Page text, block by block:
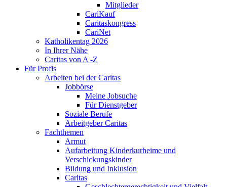
Mitglieder
CariKauf
Caritaskongress
CariNet
Katholikentag 2026
In Ihrer Nähe
Caritas von A -Z
Für Profis
Arbeiten bei der Caritas
Jobbörse
Meine Jobsuche
Für Dienstgeber
Soziale Berufe
Arbeitgeber Caritas
Fachthemen
Armut
Aufarbeitung Kinderkurheime und
Verschickungskinder
Bildung und Inklusion
Caritas